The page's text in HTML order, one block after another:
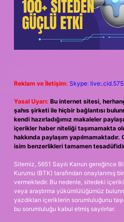
Reklam ve İletişim: Skype:
Yasal Uyarı: Bu internet sitesi,
şahıs şirketi ile hiçbir bağlantısı
kendi hazırladığımız makaleler
içerikler haber niteliği taşımamakta
hakkında paylaşım
isim benzerlikleri tamamen
Sitemiz, 5651 Sayılı Kanun gereğince
Kurumu (BTK) tarafından onaylanmış
vermektedir. Bu nedenle, sitedeki
veya araştırma yükümlülüğümüz
yazdıkları içeriklerin sorumluluğunu
bu sorumluluğu kabul etmiş sayılırlar.